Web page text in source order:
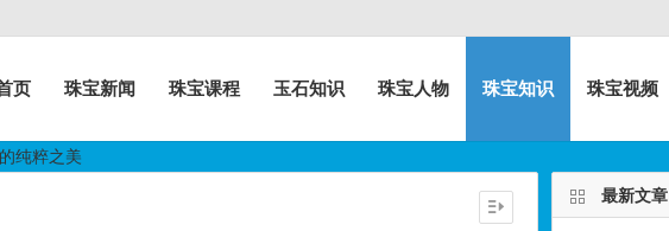
页 珠宝新闻 珠宝课程 玉石知识 珠宝人物 珠宝知识 珠宝视频
纯粹之美
最新文章